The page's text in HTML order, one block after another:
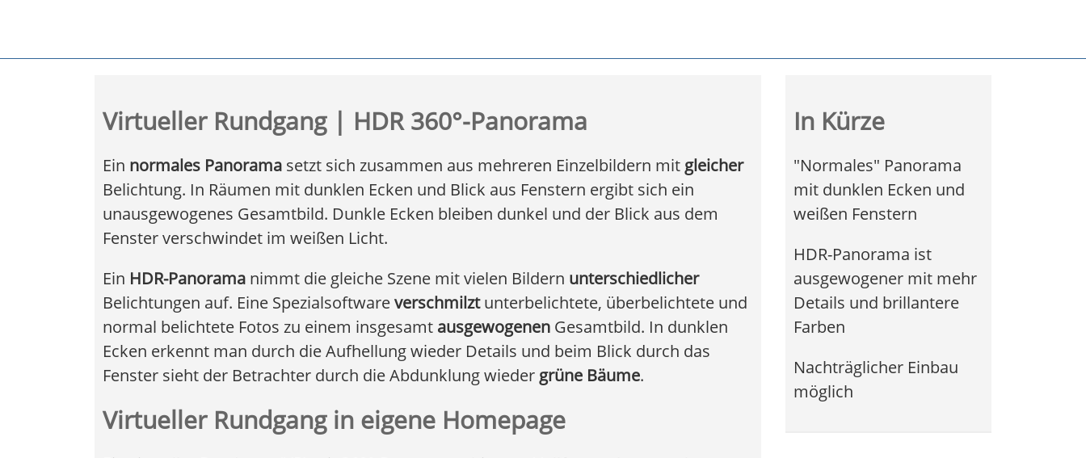
Virtueller Rundgang | HDR 360°-Panorama
Ein normales Panorama setzt sich zusammen aus mehreren Einzelbildern mit gleicher
Belichtung. In Räumen mit dunklen Ecken und Blick aus Fenstern ergibt sich ein
unausgewogenes Gesamtbild. Dunkle Ecken bleiben dunkel und der Blick aus dem
Fenster verschwindet im weißen Licht.
Ein HDR-Panorama nimmt die gleiche Szene mit vielen Bildern unterschiedlicher
Belichtungen auf. Eine Spezialsoftwareverschmilztunterbelichtete, überbelichtete und
normal belichtete Fotos zu einem insgesamt ausgewogenen Gesamtbild. In dunklen
Ecken erkennt man durch die Aufhellung wieder Details und beim Blick durch das
Fenster sieht der Betrachter durch die Abdunklung wieder grüne Bäume.
Virtueller Rundgang in eigene Homepage
In Kürze
"Normales" Panorama
mit dunklen Ecken und
weißen Fenstern
HDR-Panorama ist
ausgewogener mit mehr
Details und brillantere
Farben
Nachträglicher Einbau
möglich